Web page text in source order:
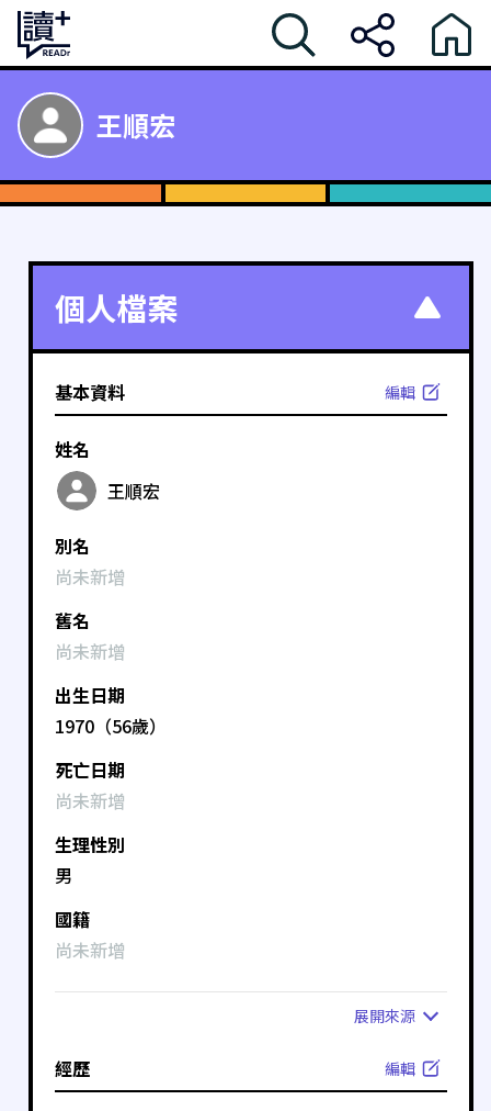
王順宏
個人檔案
基本資料 編輯
姓名
王順宏
別名
尚未新增
舊名
尚未新增
出生日期
1970（56歲）
死亡日期
尚未新增
生理性別
男
國籍
尚未新增
展開來源
經歷 編輯